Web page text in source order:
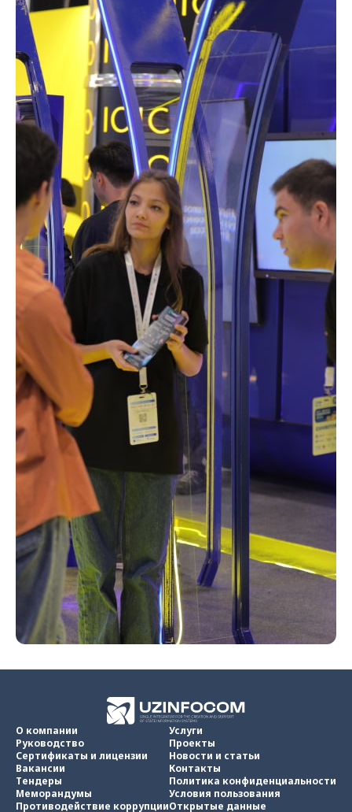
О компании
Руководство
Сертификаты и лицензии
Вакансии
Тендеры
Меморандумы
Противодействие коррупции
Услуги
Проекты
Новости и статьи
Контакты
Политика конфиденциальности
Условия пользования
Открытые данные